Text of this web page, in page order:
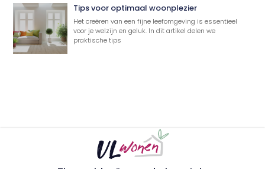
Tips voor optimaal woonplezier
Het creëren van een fijne leefomgeving is essentieel
voor je welzijn en geluk. In dit artikel delen we
praktische tips